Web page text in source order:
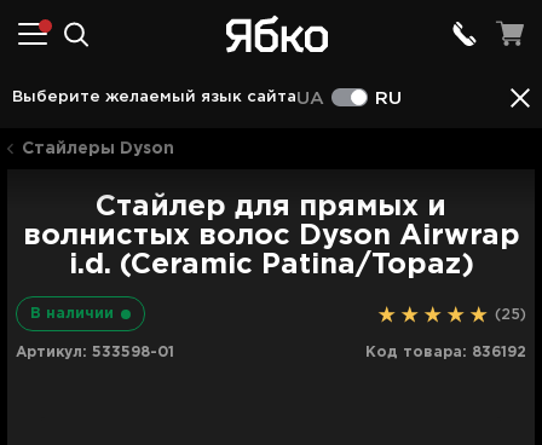
Выберите желаемый язык сайтаUA RU
Аксессуары Описание Характеристики
Стайлеры Dyson
Стайлер для прямых и
волнистых волос Dyson Airwrap
i.d. (Ceramic Patina/Topaz)
В наличии
Код товара: 836192
Артикул: 533598-01
(25)